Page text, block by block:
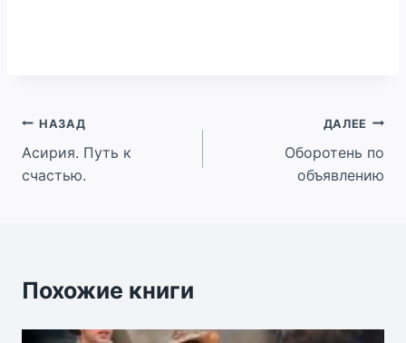
Навигация
по
НАЗАД
Асирия. Путь к
счастью.
ДАЛЕЕ
Оборотень по
объявлению
Похожие книги